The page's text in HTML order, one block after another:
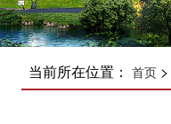
当前所在位置： 首页>